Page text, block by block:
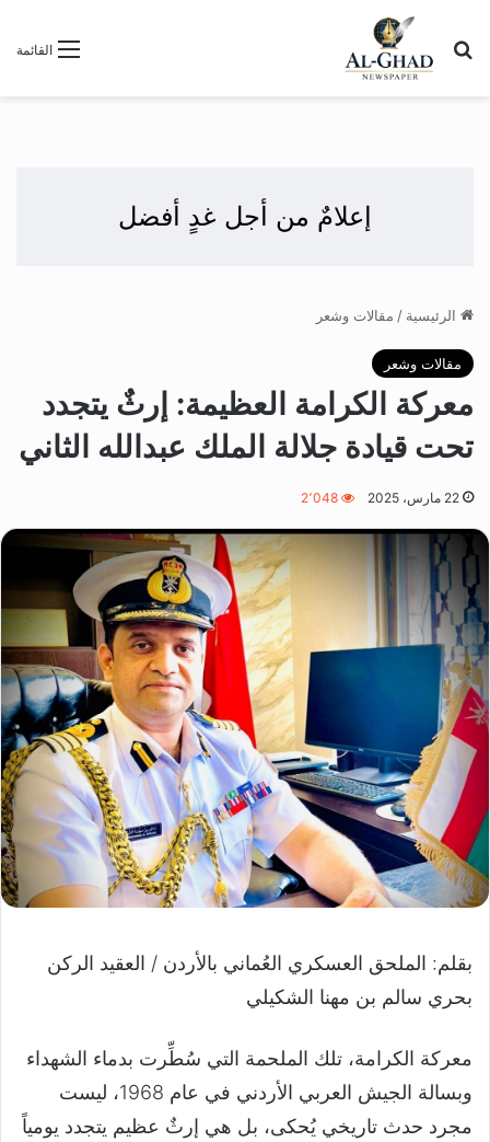
القائمة بحث عن
إعلامٌ من أجل غدٍ أفضل
الرئيسية / مقالات وشعر
مقالات وشعر
معركة الكرامة العظيمة: إرثٌ يتجدد
تحت قيادة جلالة الملك عبدالله الثاني
22 مارس، 2025 2٬048
بقلم: الملحق العسكري العُماني بالأردن / العقيد الركن
بحري سالم بن مهنا الشكيلي
معركة الكرامة، تلك الملحمة التي سُطِّرت بدماء الشهداء
وبسالة الجيش العربي الأردني في عام 1968، ليست
مجرد حدث تاريخي يُحكى، بل هي إرثٌ عظيم يتجدد يومياً